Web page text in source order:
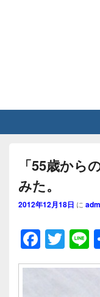
「55歳から
みた。
2012年12月18日 に
F
a
T
wi n